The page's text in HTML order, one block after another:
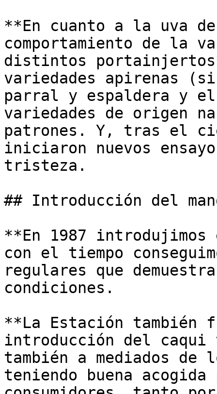
**En cuanto a la uva
comportamiento de la
distintos
variedades apirenas
parral y espaldera y el
variedades de origen
patrones. Y, tras el
iniciaron nuevos
tristeza.
## Introducción del
**En 1987
con el tiempo
regulares que
condiciones.
**La Estación también
introducción del caqui
también a mediados de
teniendo buena